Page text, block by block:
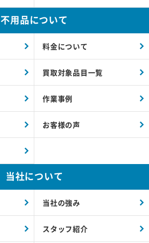
不用品について
料金について
買取対象品目一覧
作業事例
お客様の声
当社について
当社の強み
スタッフ紹介